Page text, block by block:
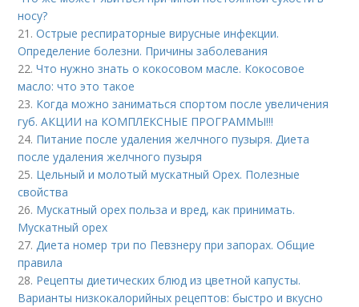
носу?
21.Острые респираторные вирусные инфекции.
Определение болезни. Причины заболевания
22.Что нужно знать о кокосовом масле. Кокосовое
масло: что это такое
23. Когда можно заниматься спортом после увеличения
губ. АКЦИИ на КОМПЛЕКСНЫЕ ПРОГРАММЫ!!!
24. Питание после удаления желчного пузыря. Диета
после удаления желчного пузыря
25. Цельный и молотый мускатный Орех. Полезные
свойства
26. Мускатный орех польза и вред, как принимать.
Мускатный орех
27.Диета номер три по Певзнеру при запорах. Общие
правила
28. Рецепты диетических блюд из цветной капусты.
Варианты низкокалорийных рецептов: быстро и вкусно